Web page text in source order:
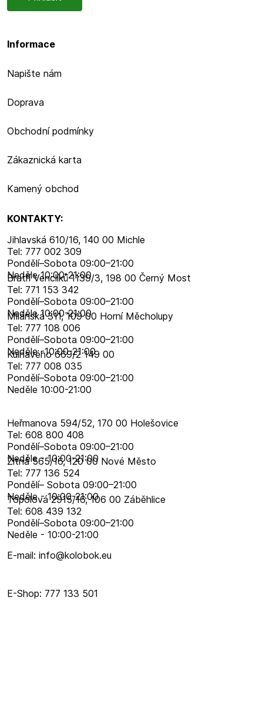
Informace
Napište nám
Doprava
Obchodní podmínky
Zákaznická karta
Kamený obchod
KONTAKTY:
Jihlavská 610/16, 140 00 Michle
Tel: 777 002 309
Pondělí–​Sobota 09:00–​21:00
Neděle 10:00-21:00
Bratří Venclíků 1139/3, 198 00 Černý Most
Tel: 771 153 342
Pondělí–​Sobota 09:00–​21:00
Neděle 10:00-21:00
Milánská 311, 109 00 Horní Měcholupy
Tel: 777 108 006
Pondělí–​Sobota 09:00–​21:00
Neděle -10:00-21:00
Kulhavého 669/2 149 00
Tel: 777 008 035
Pondělí–​Sobota 09:00–​21:00
Neděle 10:00-21:00
Heřmanova 594/52, 170 00 Holešovice
Tel: 608 800 408
Pondělí–​Sobota 09:00–​21:00
Neděle - 10:00-21:00
Žitná 565/16, 120 00 Nové Město
Tel: 777 136 524
Pondělí– Sobota 09:00–21:00
Neděle - 10:00-21:00
Topolová 2915/16, 106 00 Záběhlice
Tel: 608 439 132
Pondělí–​Sobota 09:00–​21:00
Neděle - 10:00-21:00
E-mail: info@kolobok.eu
E-Shop: 777 133 501